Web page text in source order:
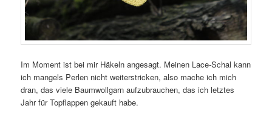
Im Moment ist bei mir Häkeln angesagt. Meinen Lace-Schal kann
ich mangels Perlen nicht weiterstricken, also mache ich mich
dran, das viele Baumwollgarn aufzubrauchen, das ich letztes
Jahr für Topflappen gekauft habe.